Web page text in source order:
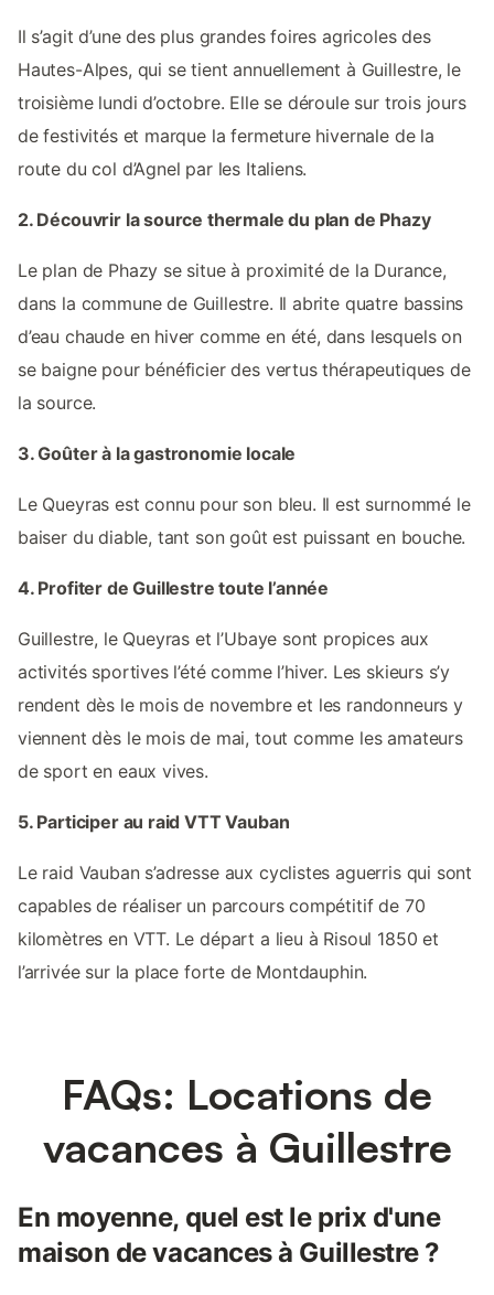
Il s’agit d’une des plus grandes foires agricoles des
Hautes-Alpes, qui se tient annuellement à Guillestre, le
troisième lundi d’octobre. Elle se déroule sur trois jours
de festivités et marque la fermeture hivernale de la
route du col d’Agnel par les Italiens.
2. Découvrir la source thermale du plan de Phazy
Le plan de Phazy se situe à proximité de la Durance,
dans la commune de Guillestre. Il abrite quatre bassins
d’eau chaude en hiver comme en été, dans lesquels on
se baigne pour bénéficier des vertus thérapeutiques de
la source.
3. Goûter à la gastronomie locale
Le Queyras est connu pour son bleu. Il est surnommé le
baiser du diable, tant son goût est puissant en bouche.
4. Profiter de Guillestre toute l’année
Guillestre, le Queyras et l’Ubaye sont propices aux
activités sportives l’été comme l’hiver. Les skieurs s’y
rendent dès le mois de novembre et les randonneurs y
viennent dès le mois de mai, tout comme les amateurs
de sport en eaux vives.
5. Participer au raid VTT Vauban
Le raid Vauban s’adresse aux cyclistes aguerris qui sont
capables de réaliser un parcours compétitif de 70
kilomètres en VTT. Le départ a lieu à Risoul 1850 et
l’arrivée sur la place forte de Montdauphin.
FAQs: Locations de
vacances à Guillestre
En moyenne, quel est le prix d'une
maison de vacances à Guillestre ?